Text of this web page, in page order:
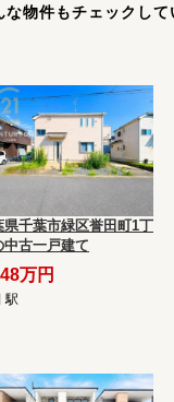
物件もチェックして
県千葉市緑区誉田町1丁
中古一戸建て
万円
駅